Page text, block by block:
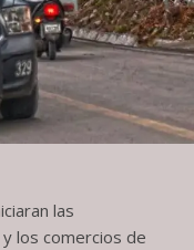
las
los comercios de